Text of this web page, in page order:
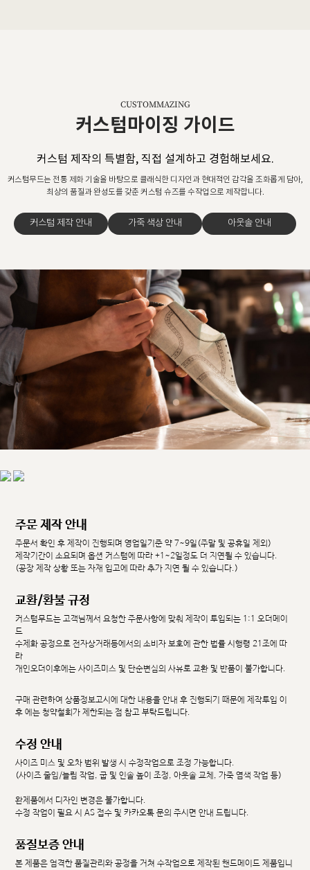
CUSTOMMAZING
커스텀마이징 가이드
커스텀 제작의 특별함, 직접 설계하고 경험해보세요.
커스텀무드는 전통 제화 기술을 바탕으로 클래식한 디자인과 현대적인 감각을 조화롭게 담아,
최상의 품질과 완성도를 갖춘 커스텀 슈즈를 수작업으로 제작합니다.
커스텀 제작 안내 가죽 색상 안내 아웃솔 안내
주문 제작 안내
주문서 확인 후 제작이 진행되며 영업일기준 약 7~9일(주말 및 공휴일 제외)
제작기간이 소요되며 옵션 커스텀에 따라 +1~2일정도 더 지연될 수 있습니다.
(공장 제작 상황 또는 자재 입고에 따라 추가 지연 될 수 있습니다.)
교환/환불 규정
커스텀무드는 고객님께서 요청한 주문사항에 맞춰 제작이 투입되는 1:1 오더메이
드
수제화 공정으로 전자상거래등에서의 소비자 보호에 관한 법률 시행령 21조에 따
라
개인오더이후에는 사이즈미스 및 단순변심의 사유로 교환 및 반품이 불가합니다.
구매 관련하여 상품정보고시에 대한 내용을 안내 후 진행되기 때문에 제작투입 이
후 에는 청약철회가 제한되는 점 참고 부탁드립니다.
수정 안내
사이즈 미스 및 오차 범위 발생 시 수정작업으로 조정 가능합니다.
(사이즈 줄임/늘림 작업, 굽 및 인솔 높이 조정, 아웃솔 교체, 가죽 염색 작업 등)
완제품에서 디자인 변경은 불가합니다.
수정 작업이 필요 시 AS 접수 및 카카오톡 문의 주시면 안내 드립니다.
품질보증 안내
본 제품은 엄격한 품질관리와 공정을 거쳐 수작업으로 제작된 핸드메이드 제품입니